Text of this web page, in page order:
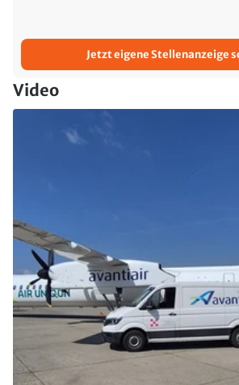
Jetzt eigene Stellenanzeige
Video